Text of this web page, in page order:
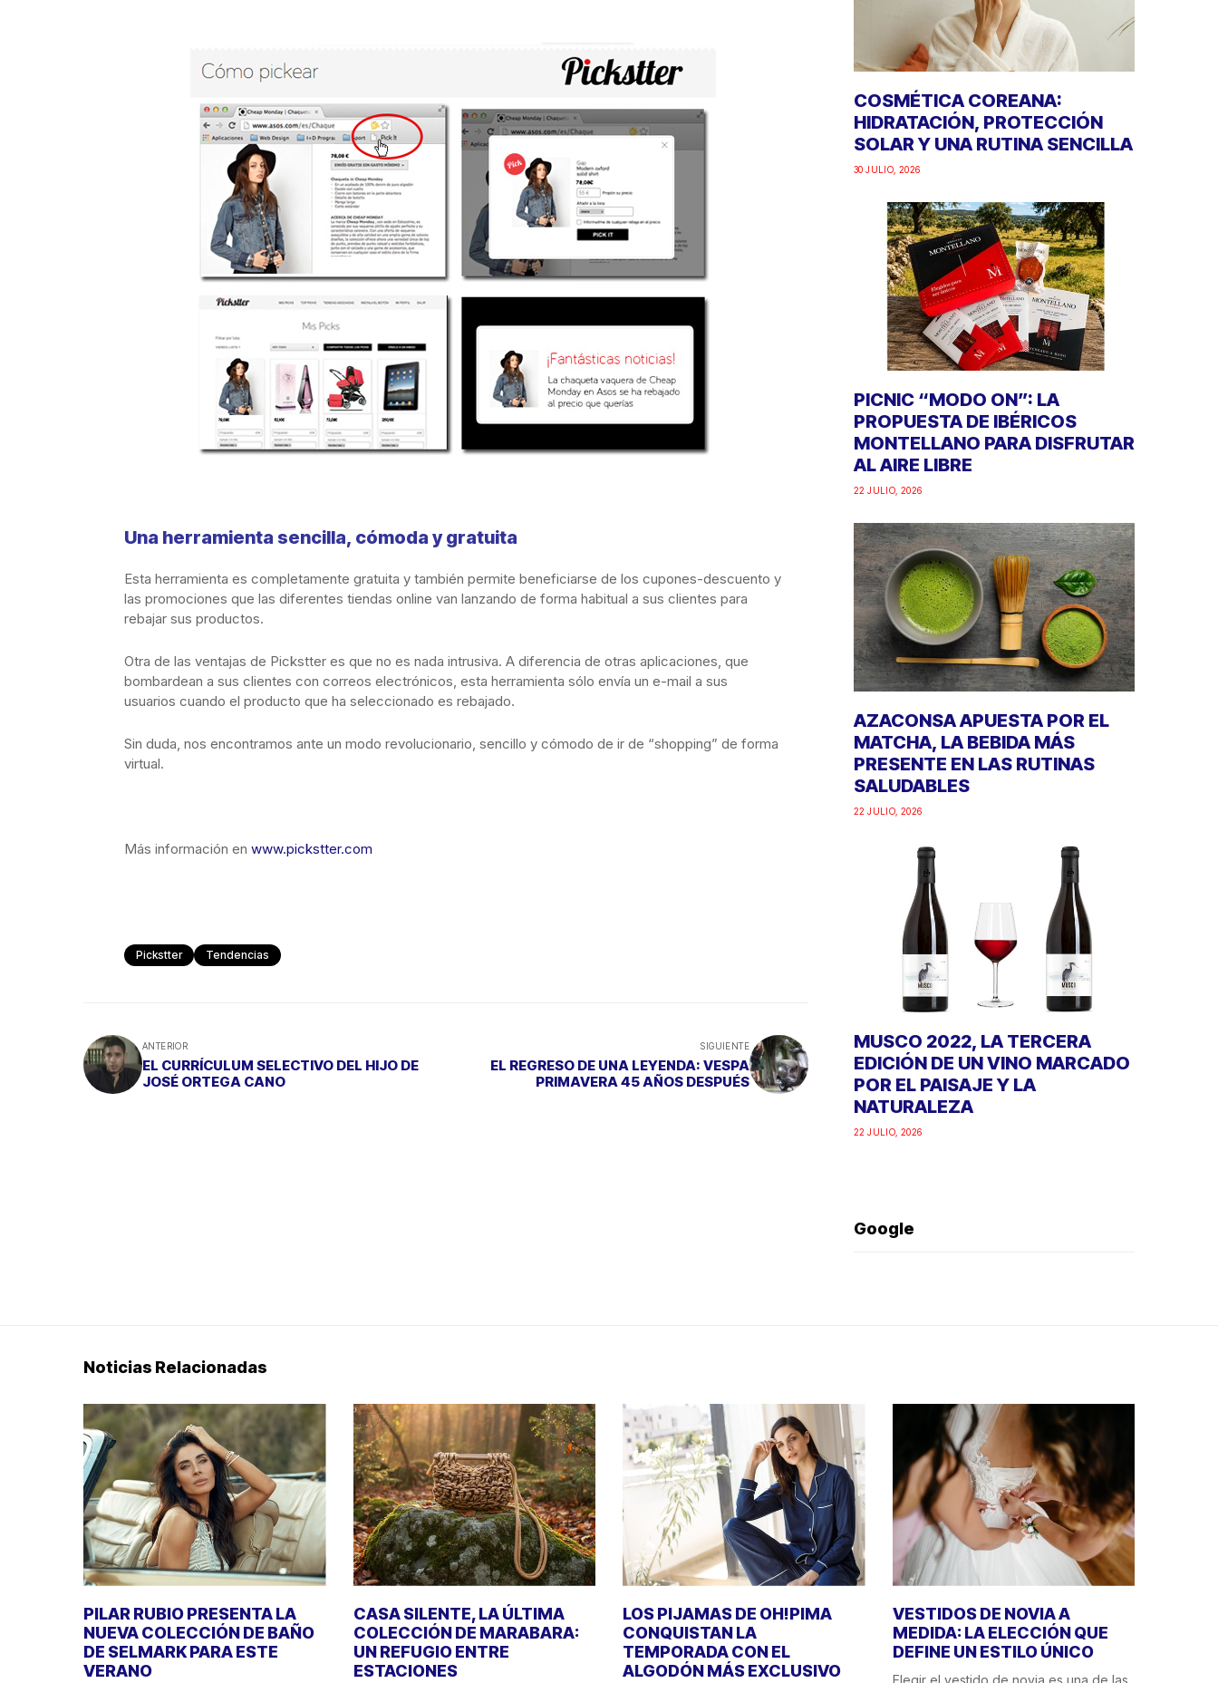
Una herramienta sencilla, cómoda y gratuita
Esta herramienta es completamente gratuita y también permite beneficiarse de los cupones-descuento y
las promociones que las diferentes tiendas online van lanzando de forma habitual a sus clientes para
rebajar sus productos.
Otra de las ventajas de Pickstter es que no es nada intrusiva. A diferencia de otras aplicaciones, que
bombardean a sus clientes con correos electrónicos, esta herramienta sólo envía un e-mail a sus
usuarios cuando el producto que ha seleccionado es rebajado.
Sin duda, nos encontramos ante un modo revolucionario, sencillo y cómodo de ir de “shopping” de forma
virtual.
Más información en www.pickstter.com
Pickstter Tendencias
ANTERIOR
EL CURRÍCULUM SELECTIVO DEL HIJO DE
JOSÉ ORTEGA CANO
SIGUIENTE
EL REGRESO DE UNA LEYENDA: VESPA
PRIMAVERA 45 AÑOS DESPUÉS
COSMÉTICA COREANA:
HIDRATACIÓN, PROTECCIÓN
SOLAR Y UNA RUTINA SENCILLA
30 JULIO, 2026
PICNIC “MODO ON”: LA
PROPUESTA DE IBÉRICOS
MONTELLANO PARA DISFRUTAR
AL AIRE LIBRE
22 JULIO, 2026
AZACONSA APUESTA POR EL
MATCHA, LA BEBIDA MÁS
PRESENTE EN LAS RUTINAS
SALUDABLES
22 JULIO, 2026
MUSCO 2022, LA TERCERA
EDICIÓN DE UN VINO MARCADO
POR EL PAISAJE Y LA
NATURALEZA
22 JULIO, 2026
Google
Noticias Relacionadas
PILAR RUBIO PRESENTA LA
NUEVA COLECCIÓN DE BAÑO
DE SELMARK PARA ESTE
VERANO
CASA SILENTE, LA ÚLTIMA
COLECCIÓN DE MARABARA:
UN REFUGIO ENTRE
ESTACIONES
LOS PIJAMAS DE OH!PIMA
CONQUISTAN LA
TEMPORADA CON EL
ALGODÓN MÁS EXCLUSIVO
VESTIDOS DE NOVIA A
MEDIDA: LA ELECCIÓN QUE
DEFINE UN ESTILO ÚNICO
Elegir el vestido de novia es una de las